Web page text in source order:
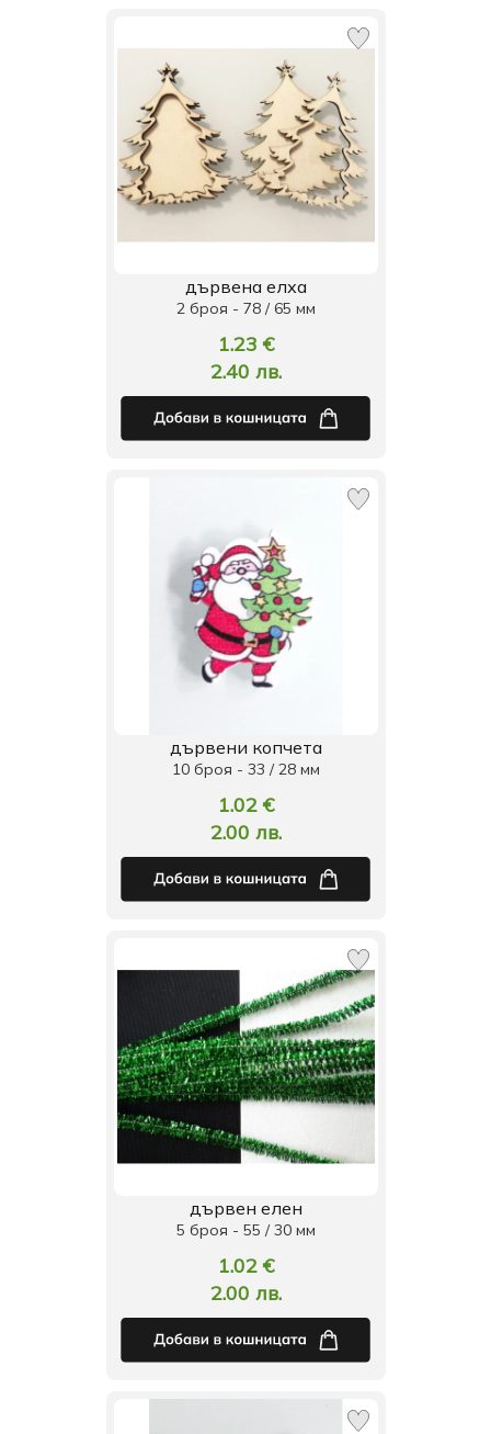
дървена елха
2 броя - 78 / 65 мм
1.23 €
2.40 лв.
дървени копчета
10 броя - 33 / 28 мм
1.02 €
2.00 лв.
дървен елен
5 броя - 55 / 30 мм
1.02 €
2.00 лв.